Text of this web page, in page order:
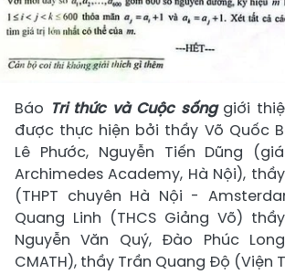
Báo Tri thức và Cuộc sốnggiới
được thực hiện bởi thầy Võ Quốc
Lê Phước, Nguyễn Tiến Dũng
Archimedes Academy, Hà Nội),
(THPT chuyên Hà Nội -
Quang Linh (THCS Giảng Võ)
Nguyễn Văn Quý, Đào Phúc
CMATH), thầy Trần Quang Độ (Viện